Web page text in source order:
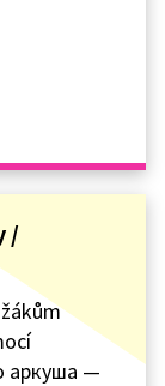
/
аркуша —